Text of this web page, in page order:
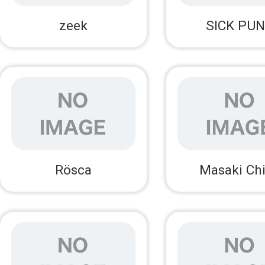
zeek SICK
Rösca Masaki